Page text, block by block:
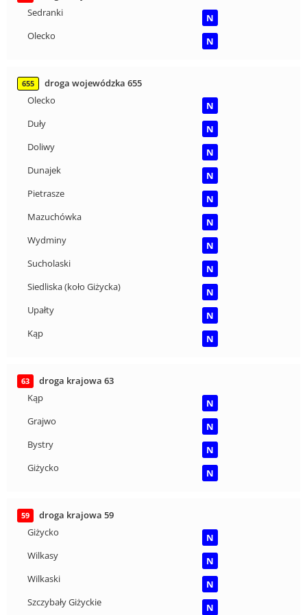
Sedranki
N
Olecko
N
655
droga wojewódzka 655
Olecko
N
Duły
N
Doliwy
N
Dunajek
N
Pietrasze
N
Mazuchówka
N
Wydminy
N
Sucholaski
N
Siedliska (koło Giżycka)
N
Upałty
N
Kąp
N
63
droga krajowa 63
Kąp
N
Grajwo
N
Bystry
N
Giżycko
N
59
droga krajowa 59
Giżycko
N
Wilkasy
N
Wilkaski
N
Szczybały Giżyckie
N